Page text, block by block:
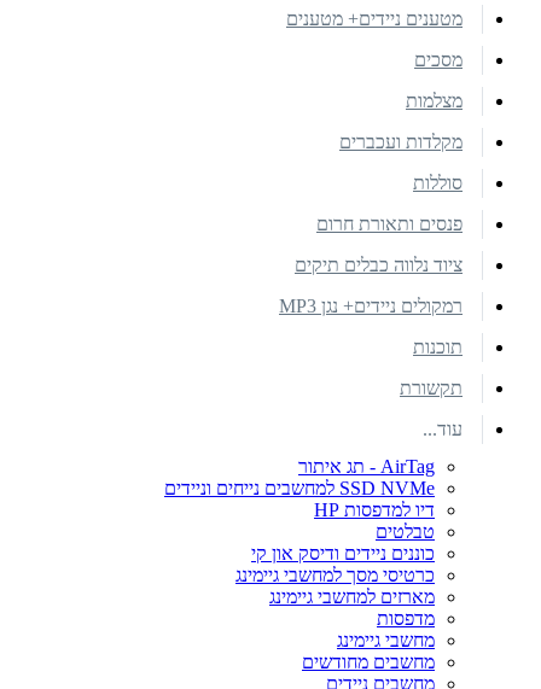
מטענים ניידים+ מטענים
מסכים
מצלמות
מקלדות ועכברים
סוללות
פנסים ותאורת חרום
ציוד נלווה כבלים תיקים
רמקולים ניידים+ נגן MP3
תוכנות
תקשורת
עוד...
AirTag - תג איתור
SSD NVMe למחשבים נייחים וניידים
דיו למדפסות HP
טבלטים
כוננים ניידים ודיסק און קי
כרטיסי מסך למחשבי גיימינג
מארזים למחשבי גיימינג
מדפסות
מחשבי גיימינג
מחשבים מחודשים
מחשבים ניידים